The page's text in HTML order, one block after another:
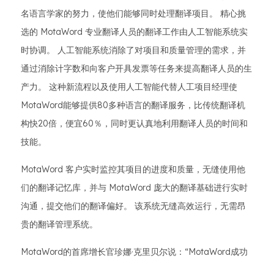
名语言学家的努力，使他们能够同时处理翻译项目。 精心挑
选的 MotaWord 专业翻译人员的翻译工作由人工智能系统实
时协调。 人工智能系统消除了对项目和质量管理的需求，并
通过消除计字数和向客户开具发票等任务来提高翻译人员的生
产力。 这种新流程以及使用人工智能代替人工项目经理使
MotaWord能够提供80多种语言的翻译服务，比传统翻译机
构快20倍，便宜60％，同时更认真地利用翻译人员的时间和
技能。
MotaWord 客户实时监控其项目的进度和质量，无缝使用他
们的翻译记忆库，并与 MotaWord 庞大的翻译基础进行实时
沟通，提交他们的翻译偏好。 该系统无缝高效运行，无需昂
贵的翻译管理系统。
MotaWord的首席增长官珍娜·克里贝尔说：“MotaWord成功